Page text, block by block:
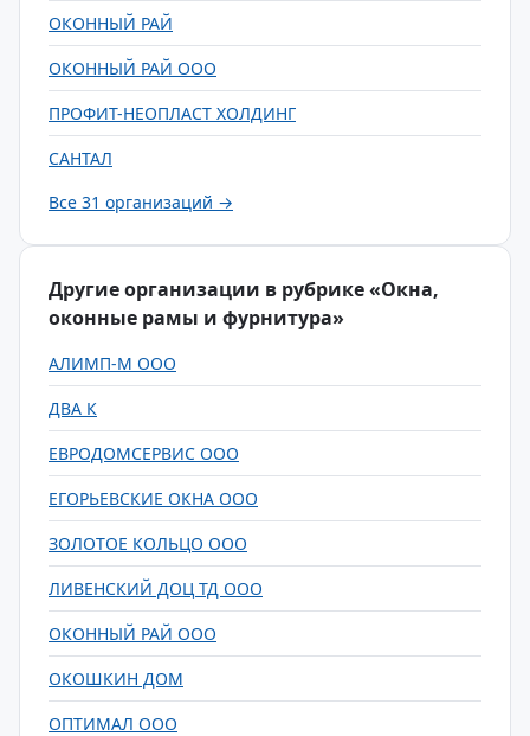
ОКОННЫЙ РАЙ
ОКОННЫЙ РАЙ ООО
ПРОФИТ-НЕОПЛАСТ ХОЛДИНГ
САНТАЛ
Все 31 организаций →
Другие организации в рубрике «Окна,
оконные рамы и фурнитура»
АЛИМП-М ООО
ДВА К
ЕВРОДОМСЕРВИС ООО
ЕГОРЬЕВСКИЕ ОКНА ООО
ЗОЛОТОЕ КОЛЬЦО ООО
ЛИВЕНСКИЙ ДОЦ ТД ООО
ОКОННЫЙ РАЙ ООО
ОКОШКИН ДОМ
ОПТИМАЛ ООО